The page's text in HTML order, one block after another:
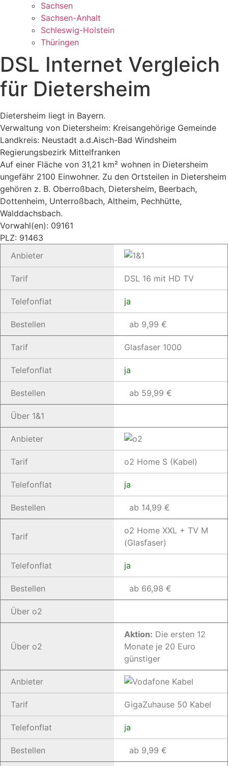
Sachsen
Sachsen-Anhalt
Schleswig-Holstein
Thüringen
DSL Internet Vergleich
für Dietersheim
Dietersheim liegt in Bayern.
Verwaltung von Dietersheim: Kreisangehörige Gemeinde
Landkreis: Neustadt a.d.Aisch-Bad Windsheim
Regierungsbezirk Mittelfranken
Auf einer Fläche von 31,21 km² wohnen in Dietersheim
ungefähr 2100 Einwohner. Zu den Ortsteilen in Dietersheim
gehören z. B. Oberroßbach, Dietersheim, Beerbach,
Dottenheim, Unterroßbach, Altheim, Pechhütte,
Walddachsbach.
Vorwahl(en): 09161
PLZ: 91463
Anbieter
Tarif DSL 16 mit HD TV
Telefonflat ja
Bestellen ab 9,99 €
Tarif Glasfaser 1000
Telefonflat ja
Bestellen ab 59,99 €
Über 1&1
Anbieter
Tarif o2 Home S (Kabel)
Telefonflat ja
Bestellen ab 14,99 €
Tarif
o2 Home XXL + TV M
(Glasfaser)
Telefonflat ja
Bestellen ab 66,98 €
Über o2
Über o2
Aktion: Die ersten 12
Monate je 20 Euro
günstiger
Anbieter
Tarif GigaZuhause 50 Kabel
Telefonflat ja
Bestellen ab 9,99 €